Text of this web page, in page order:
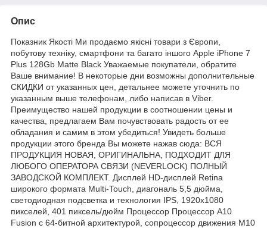
Опис
Показник Якості Ми продаємо якісні товари з Європи,
побутову техніку, смартфони та багато іншого Apple iPhone 7
Plus 128Gb Matte Black Уважаемые покупатели, обратите
Ваше внимание! В некоторые дни возможны дополнительные
СКИДКИ от указанных цен, детальнее можете уточнить по
указанным выше телефонам, либо написав в Viber.
Преимущество нашей продукции в соотношении цены и
качества, предлагаем Вам почувствовать радость от ее
обладания и самим в этом убедиться! Увидеть больше
продукции этого бренда Вы можете нажав сюда: ВСЯ
ПРОДУКЦИЯ НОВАЯ, ОРИГИНАЛЬНА, ПОДХОДИТ ДЛЯ
ЛЮБОГО ОПЕРАТОРА СВЯЗИ (NEVERLOCK) ПОЛНЫЙ
ЗАВОДСКОЙ КОМПЛЕКТ. Дисплей HD-дисплей Retina
широкого формата Multi‑Touch, диагональ 5,5 дюйма,
светодиодная подсветка и технология IPS, 1920x1080
пикселей, 401 пиксель/дюйм Процессор Процессор A10
Fusion с 64-битной архитектурой, сопроцессор движения M10